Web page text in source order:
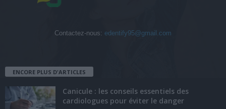
Contactez-nous: edentify95@gmail.com
ENCORE PLUS D'ARTICLES
Canicule : les conseils essentiels des
cardiologues pour éviter le danger